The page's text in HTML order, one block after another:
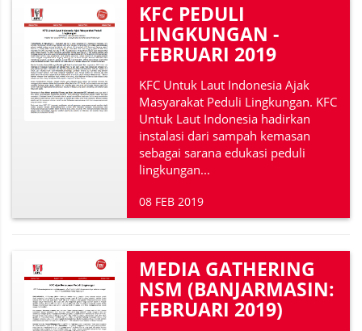
KFC PEDULI
LINGKUNGAN -
FEBRUARI 2019
KFC Untuk Laut Indonesia Ajak
Masyarakat Peduli Lingkungan. KFC
Untuk Laut Indonesia hadirkan
instalasi dari sampah kemasan
sebagai sarana edukasi peduli
lingkungan...
08 FEB 2019
MEDIA GATHERING
NSM (BANJARMASIN:
FEBRUARI 2019)